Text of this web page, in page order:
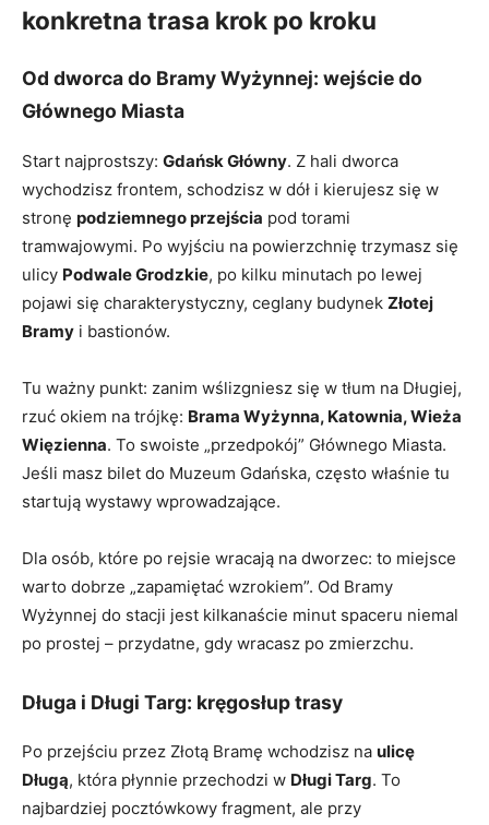
konkretna trasa krok po kroku
Od dworca do Bramy Wyżynnej: wejście do
Głównego Miasta
Start najprostszy: Gdańsk Główny. Z hali dworca
wychodzisz frontem, schodzisz w dół i kierujesz się w
stronę podziemnego przejścia pod torami
tramwajowymi. Po wyjściu na powierzchnię trzymasz się
ulicy Podwale Grodzkie, po kilku minutach po lewej
pojawi się charakterystyczny, ceglany budynek Złotej
Bramy i bastionów.
Tu ważny punkt: zanim wślizgniesz się w tłum na Długiej,
rzuć okiem na trójkę: Brama Wyżynna, Katownia, Wieża
Więzienna. To swoiste „przedpokój” Głównego Miasta.
Jeśli masz bilet do Muzeum Gdańska, często właśnie tu
startują wystawy wprowadzające.
Dla osób, które po rejsie wracają na dworzec: to miejsce
warto dobrze „zapamiętać wzrokiem”. Od Bramy
Wyżynnej do stacji jest kilkanaście minut spaceru niemal
po prostej – przydatne, gdy wracasz po zmierzchu.
Długa i Długi Targ: kręgosłup trasy
Po przejściu przez Złotą Bramę wchodzisz na ulicę
Długą, która płynnie przechodzi w Długi Targ. To
najbardziej pocztówkowy fragment, ale przy